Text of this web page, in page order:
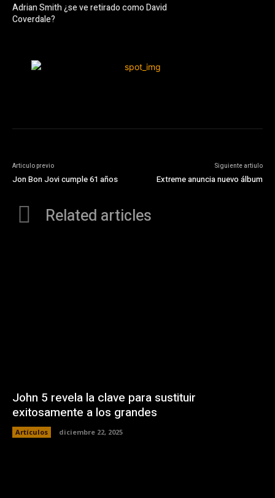
Adrian Smith ¿se ve retirado como David
Coverdale?
Articulo previo
Jon Bon Jovi cumple 61 años
Siguiente artiulo
Extreme anuncia nuevo álbum
Related articles
John 5 revela la clave para sustituir
exitosamente a los grandes
Artículos diciembre 22, 2025